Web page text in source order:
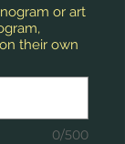
or art
their own
0/500